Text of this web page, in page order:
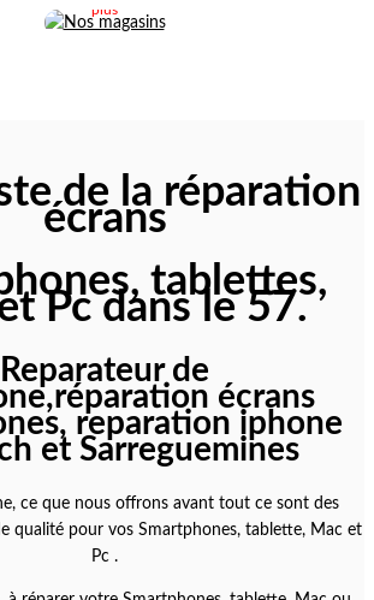
plus
de la réparation
écrans
tablettes,
Pc dans le 57.
Reparateur de
écrans
, reparation iphone
et Sarreguemines
ce que nous offrons avant tout ce sont des
qualité pour vos Smartphones, tablette, Mac et
Pc .